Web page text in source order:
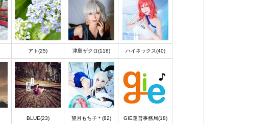
アト(25) 津島ザクロ(118) ハイネックス(40)
BLUE(23) 望月もち子＊(82) GIE運営事務局(18)